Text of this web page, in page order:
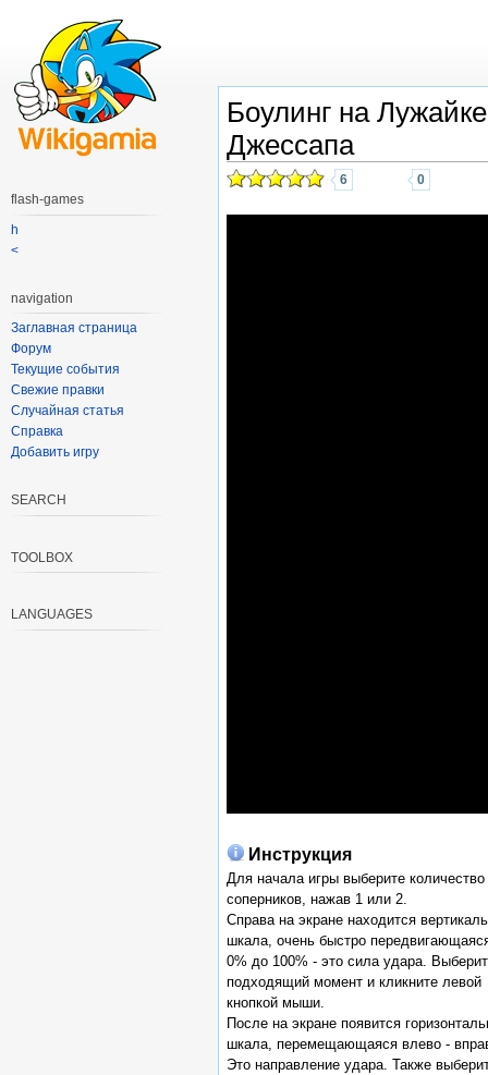
Боулинг на
Джессапа
6 0
Инструкция
Для начала игры выберите количество
соперников, нажав 1 или 2.
Справа на экране находится
шкала, очень быстро
0% до 100% - это сила удара.
подходящий момент и кликните левой
кнопкой мыши.
После на экране появится
шкала, перемещающаяся влево -
Это направление удара. Также
flash-games
h
<
navigation
Заглавная страница
Форум
Текущие события
Свежие правки
Случайная статья
Справка
Добавить игру
SEARCH
TOOLBOX
LANGUAGES